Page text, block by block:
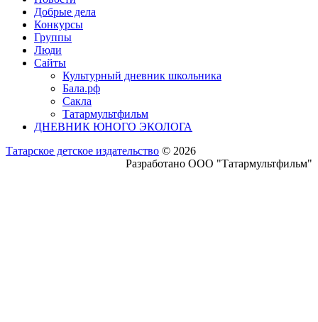
Добрые дела
Конкурсы
Группы
Люди
Сайты
Культурный дневник школьника
Бала.рф
Сакла
Татармультфильм
ДНЕВНИК ЮНОГО ЭКОЛОГА
Татарское детское издательство © 2026
Разработано ООО "Татармультфильм"